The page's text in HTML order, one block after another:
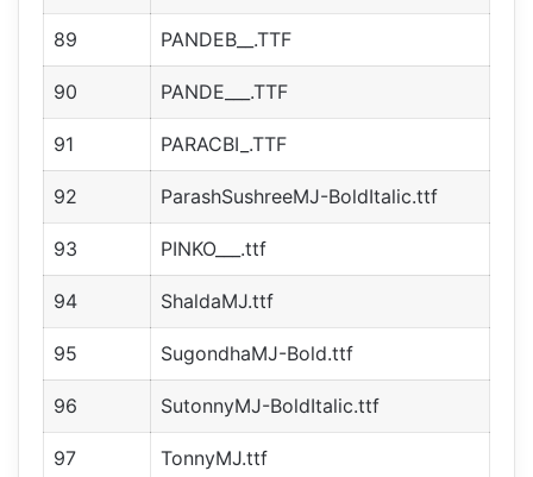
89 PANDEB__.TTF
90 PANDE___.TTF
91 PARACBI_.TTF
92 ParashSushreeMJ-BoldItalic.ttf
93 PINKO___.ttf
94 ShaldaMJ.ttf
95 SugondhaMJ-Bold.ttf
96 SutonnyMJ-BoldItalic.ttf
97 TonnyMJ.ttf